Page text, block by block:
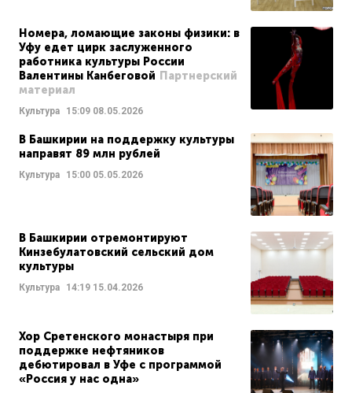
Номера, ломающие законы физики: в
Уфу едет цирк заслуженного
работника культуры России
Валентины Канбеговой Партнерский
материал
Культура 15:09 08.05.2026
В Башкирии на поддержку культуры
направят 89 млн рублей
Культура 15:00 05.05.2026
В Башкирии отремонтируют
Кинзебулатовский сельский дом
культуры
Культура 14:19 15.04.2026
Хор Сретенского монастыря при
поддержке нефтяников
дебютировал в Уфе с программой
«Россия у нас одна»